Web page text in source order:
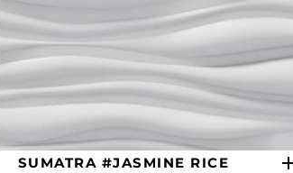
SUMATRA #JASMINE RICE